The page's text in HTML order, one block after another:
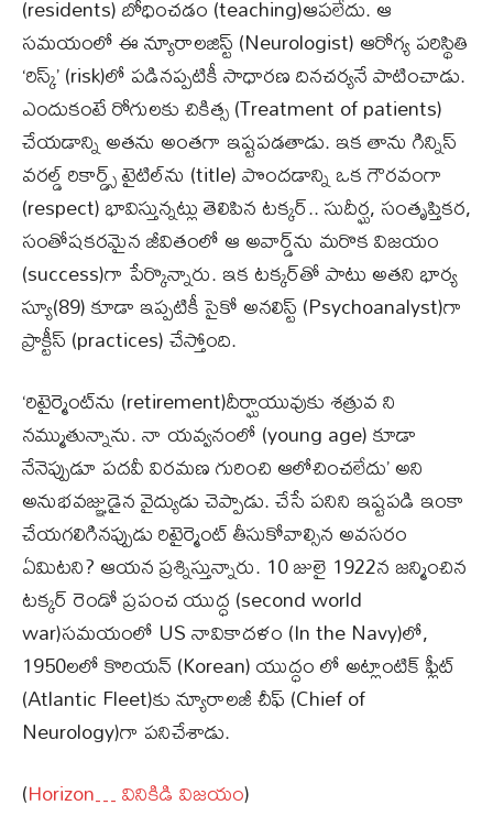
(residents) బోధించడం (teaching)ఆపలేదు. ఆ
సమయంలో ఈ న్యూరాలజిస్ట్ (Neurologist) ఆరోగ్య పరిస్థితి
‘రిస్క్’ (risk)లో పడినప్పటికీ సాధారణ దినచర్యనే పాటించాడు.
ఎందుకంటే రోగులకు చికిత్స (Treatment of patients)
చేయడాన్ని అతను అంతగా ఇష్టపడతాడు. ఇక తాను గిన్నిస్
వరల్డ్ రికార్డ్స్ టైటిల్‌ను (title) పొందడాన్ని ఒక గౌరవంగా
(respect) భావిస్తున్నట్లు తెలిపిన టక్కర్.. సుదీర్ఘ, సంతృప్తికర,
సంతోషకరమైన జీవితంలో ఆ అవార్డ్‌ను మరొక విజయం
(success)గా పేర్కొన్నారు. ఇక టక్కర్‌తో పాటు అతని భార్య
స్యూ(89) కూడా ఇప్పటికీ సైకో అనలిస్ట్‌ (Psychoanalyst)గా
ప్రాక్టీస్ (practices) చేస్తోంది.
‘రిటైర్మెంట్‌ను (retirement)దీర్ఘాయువుకు శత్రువ ని
నమ్ముతున్నాను. నా యవ్వనంలో (young age) కూడా
నేనెప్పుడూ పదవీ విరమణ గురించి ఆలోచించలేదు’ అని
అనుభవజ్ఞుడైన వైద్యుడు చెప్పాడు. చేసే పనిని ఇష్టపడి ఇంకా
చేయగలిగినప్పుడు రిటైర్మెంట్ తీసుకోవాల్సిన అవసరం
ఏమిటని? ఆయన ప్రశ్నిస్తున్నారు. 10 జులై 1922న జన్మించిన
టక్కర్ రెండో ప్రపంచ యుద్ధ (second world
war)సమయంలో US నావికాదళం (In the Navy)లో,
1950లలో కొరియన్ (Korean) యుద్ధం లో అట్లాంటిక్ ఫ్లీట్‌
(Atlantic Fleet)కు న్యూరాలజీ చీఫ్‌ (Chief of
Neurology)గా పనిచేశాడు.
(Horizon… వినికిడి విజయం)